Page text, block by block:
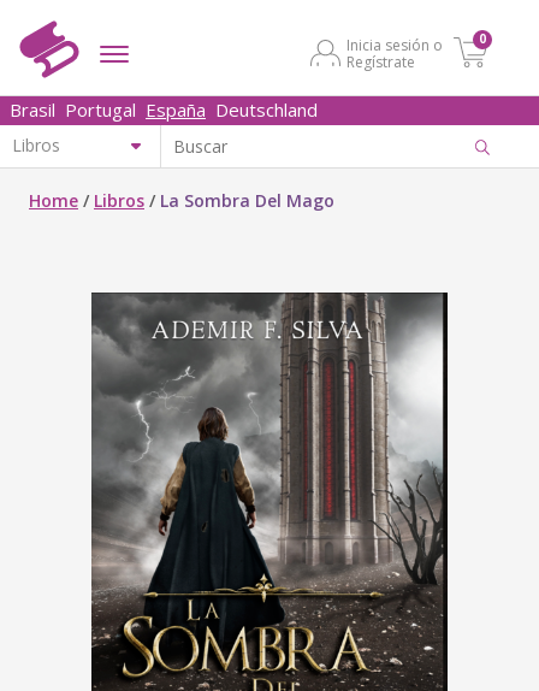
Inicia sesión o
Regístrate
0
Brasil Portugal España Deutschland
Home / Libros / La Sombra Del Mago